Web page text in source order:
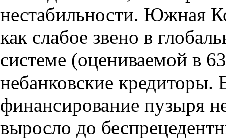
нестабильности. Южная
как слабое звено в
системе (оцениваемой в
небанковские кредиторы.
финансирование пузыря
выросло до